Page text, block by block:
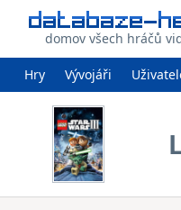
domov všech hráčů
Hry Vývojáři